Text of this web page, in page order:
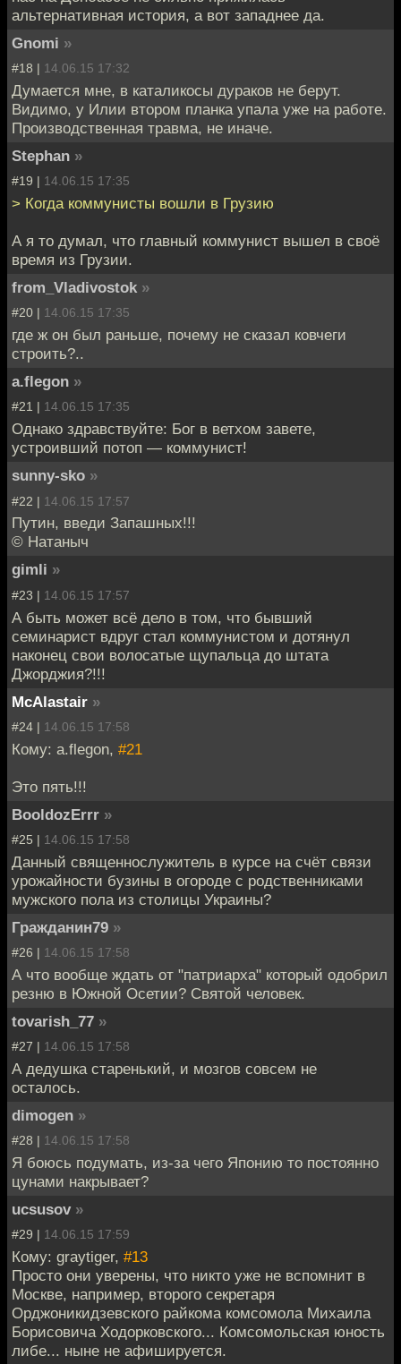
альтернативная история, а вот западнее да.
Gnomi »
#18 | 14.06.15 17:32
Думается мне, в каталикосы дураков не берут.
Видимо, у Илии втором планка упала уже на работе.
Производственная травма, не иначе.
Stephan »
#19 | 14.06.15 17:35
> Когда коммунисты вошли в Грузию
А я то думал, что главный коммунист вышел в своё
время из Грузии.
from_Vladivostok »
#20 | 14.06.15 17:35
где ж он был раньше, почему не сказал ковчеги
строить?..
a.flegon »
#21 | 14.06.15 17:35
Однако здравствуйте: Бог в ветхом завете,
устроивший потоп — коммунист!
sunny-sko »
#22 | 14.06.15 17:57
Путин, введи Запашных!!!
© Натаныч
gimli »
#23 | 14.06.15 17:57
А быть может всё дело в том, что бывший
семинарист вдруг стал коммунистом и дотянул
наконец свои волосатые щупальца до штата
Джорджия?!!!
McAlastair »
#24 | 14.06.15 17:58
Кому: a.flegon, #21
Это пять!!!
BooldozErrr »
#25 | 14.06.15 17:58
Данный священнослужитель в курсе на счёт связи
урожайности бузины в огороде с родственниками
мужского пола из столицы Украины?
Гражданин79 »
#26 | 14.06.15 17:58
А что вообще ждать от "патриарха" который одобрил
резню в Южной Осетии? Святой человек.
tovarish_77 »
#27 | 14.06.15 17:58
А дедушка старенький, и мозгов совсем не
осталось.
dimogen »
#28 | 14.06.15 17:58
Я боюсь подумать, из-за чего Японию то постоянно
цунами накрывает?
ucsusov »
#29 | 14.06.15 17:59
Кому: graytiger, #13
Просто они уверены, что никто уже не вспомнит в
Москве, например, второго секретаря
Орджоникидзевского райкома комсомола Михаила
Борисовича Ходорковского... Комсомольская юность
либе... ныне не афишируется.